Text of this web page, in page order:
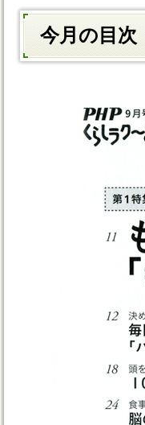
今月の目次